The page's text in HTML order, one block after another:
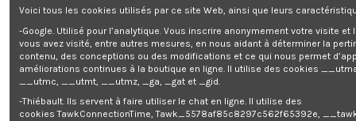
Anti calcaire pour machine à lav
Gratuit pour 1668 points
Get register and you will earn 17 points/0,17 € (Chaque 1,00 €
Voici tous les cookies utilisés par ce site Web, ainsi que leurs
-Google. Utilisé pour l’analytique. Vous inscrire anonymement votre visite et
vous avez visité, entre autres mesures, en nous aidant à déterminer la
contenu, des conceptions ou des modifications et ce qui nous permet
améliorations continues à la boutique en ligne. Il utilise des cookies
__utmc, __utmt, __utmz, _ga, _gat et _gid.
-Thiébault. Ils servent à faire utiliser le chat en ligne. Il utilise des
cookies TawkConnectionTime, Tawk_5578af85c8297c562f65392e,